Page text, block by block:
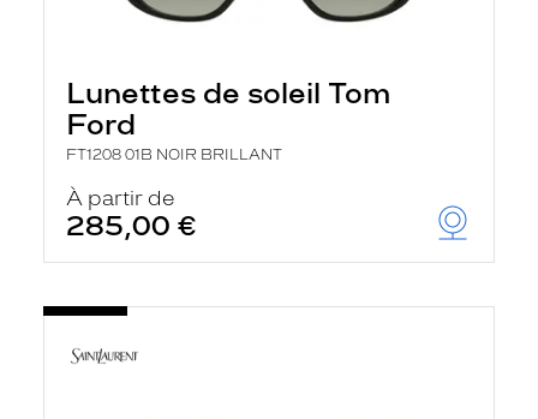
Lunettes de soleil Tom
Ford
FT1208 01B NOIR BRILLANT
À partir de
285,00 €